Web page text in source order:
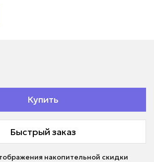
Купить
Быстрый заказ
накопительной скидки